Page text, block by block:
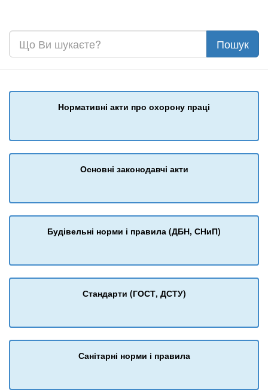
Нормативні акти про охорону праці
Основні законодавчі акти
Будівельні норми і правила (ДБН, СНиП)
Стандарти (ГОСТ, ДСТУ)
Санітарні норми і правила